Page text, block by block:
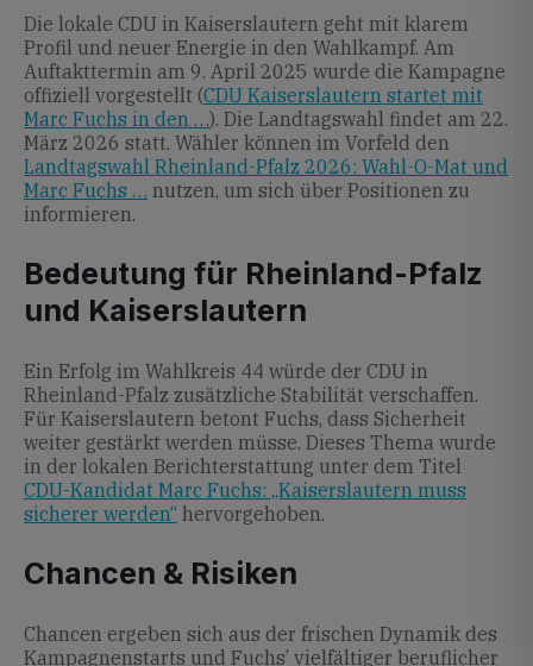
Die lokale CDU in Kaiserslautern geht mit klarem
Profil und neuer Energie in den Wahlkampf. Am
Auftakttermin am 9. April 2025 wurde die Kampagne
offiziell vorgestellt (CDU Kaiserslautern startet mit
Marc Fuchs in den …). Die Landtagswahl findet am 22.
März 2026 statt. Wähler können im Vorfeld den
Landtagswahl Rheinland-Pfalz 2026: Wahl-O-Mat und
Marc Fuchs … nutzen, um sich über Positionen zu
informieren.
Bedeutung für Rheinland-Pfalz
und Kaiserslautern
Ein Erfolg im Wahlkreis 44 würde der CDU in
Rheinland-Pfalz zusätzliche Stabilität verschaffen.
Für Kaiserslautern betont Fuchs, dass Sicherheit
weiter gestärkt werden müsse. Dieses Thema wurde
in der lokalen Berichterstattung unter dem Titel
CDU-Kandidat Marc Fuchs: „Kaiserslautern muss
sicherer werden“ hervorgehoben.
Chancen & Risiken
Chancen ergeben sich aus der frischen Dynamik des
Kampagnenstarts und Fuchs’ vielfältiger beruflicher